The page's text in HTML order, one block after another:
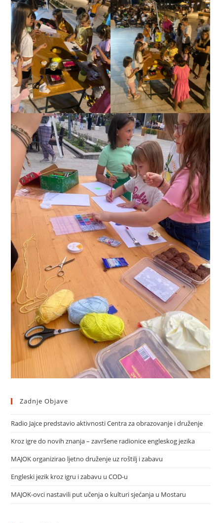
Zadnje Objave
Radio Jajce predstavio aktivnosti Centra za obrazovanje i druženje
Kroz igre do novih znanja – završene radionice engleskog jezika
MAJOK organizirao ljetno druženje uz roštilj i zabavu
Engleski jezik kroz igru i zabavu u COD-u
MAJOK-ovci nastavili put učenja o kulturi sjećanja u Mostaru